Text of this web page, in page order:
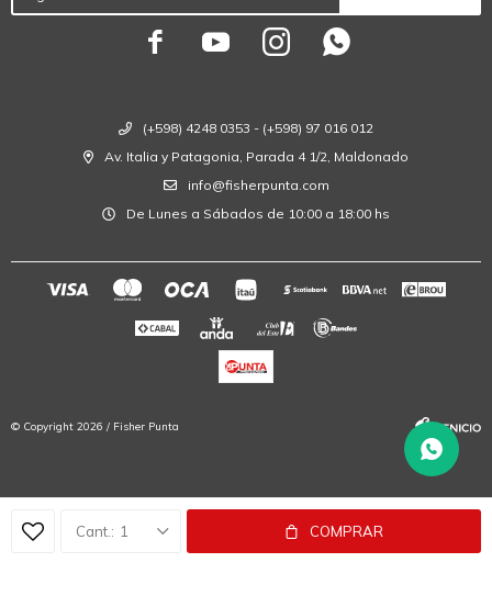
1 COMPRAR
(+598) 4248 0353 - (+598) 97 016 012
Av. Italia y Patagonia, Parada 4 1/2, Maldonado
info@fisherpunta.com
De Lunes a Sábados de 10:00 a 18:00 hs
   
© Copyright 2026 / Fisher Punta